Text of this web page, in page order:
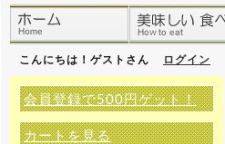
こんにちは！ゲストさん ログイン
会員登録で500円ゲット！
カートを見る